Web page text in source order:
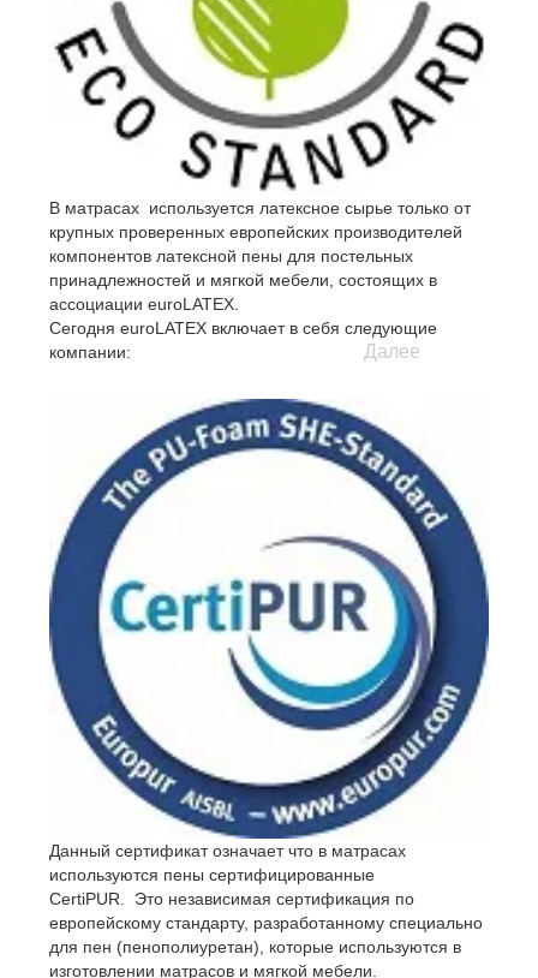
В матрасах используется латексное сырье только от
крупных проверенных европейских производителей
компонентов латексной пены для постельных
принадлежностей и мягкой мебели, состоящих в
ассоциации euroLATEX.
Сегодня euroLATEX включает в себя следующие
компании:
- Latexco N.V., Belgium
- Dunlopillo GmbH, Germany
- Gommagomma s.r.l., Italy
Далее
Данный сертификат означает что в матрасах
используются пены сертифицированные
CertiPUR. Это независимая сертификация по
европейскому стандарту, разработанному специально
для пен (пенополиуретан), которые используются в
изготовлении матрасов и мягкой мебели.